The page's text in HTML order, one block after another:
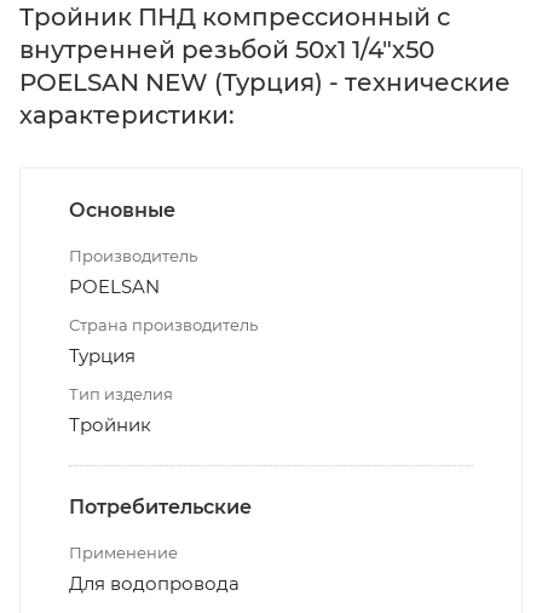
Тройник ПНД компрессионный с
внутренней резьбой 50х1 1/4"х50
POELSAN NEW (Турция) - технические
характеристики:
Основные
Производитель
POELSAN
Страна производитель
Турция
Тип изделия
Тройник
Потребительские
Применение
Для водопровода